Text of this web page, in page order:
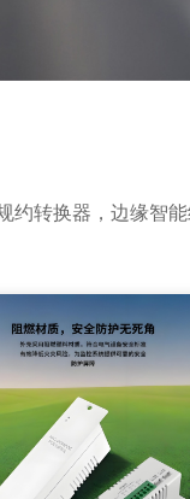
转换器，边缘智